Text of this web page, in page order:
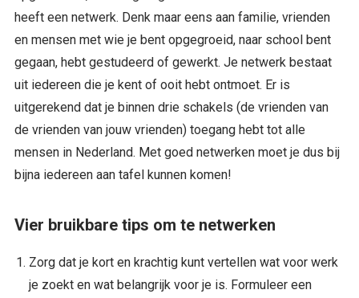
heeft een netwerk. Denk maar eens aan familie, vrienden
en mensen met wie je bent opgegroeid, naar school bent
gegaan, hebt gestudeerd of gewerkt. Je netwerk bestaat
uit iedereen die je kent of ooit hebt ontmoet. Er is
uitgerekend dat je binnen drie schakels (de vrienden van
de vrienden van jouw vrienden) toegang hebt tot alle
mensen in Nederland. Met goed netwerken moet je dus bij
bijna iedereen aan tafel kunnen komen!
Vier bruikbare tips om te netwerken
Zorg dat je kort en krachtig kunt vertellen wat voor werk
je zoekt en wat belangrijk voor je is. Formuleer een